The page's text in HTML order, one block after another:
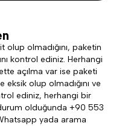
olmadığını, paketin
kontrol ediniz. Herhangi
açılma var ise paketi
olup olmadığını ve
ediniz, herhangi bir
olduğunda +90 553
yada arama